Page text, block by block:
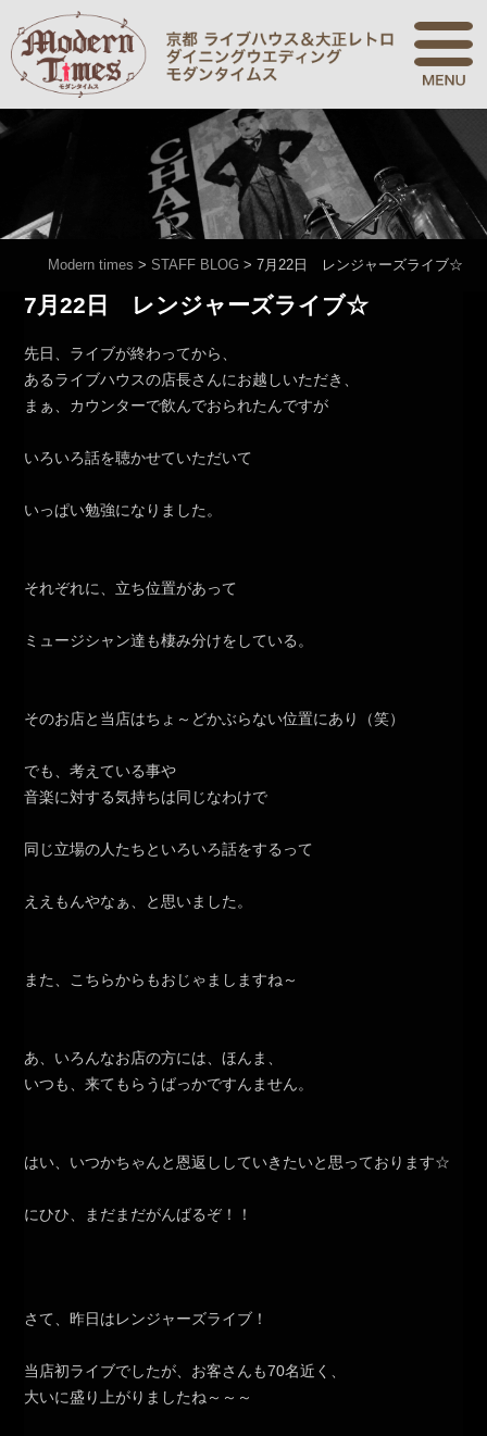
Modern times > STAFF BLOG > 7月22日 レンジャーズライブ☆
7月22日 レンジャーズライブ☆
先日、ライブが終わってから、
あるライブハウスの店長さんにお越しいただき、
まぁ、カウンターで飲んでおられたんですが
いろいろ話を聴かせていただいて
いっぱい勉強になりました。
それぞれに、立ち位置があって
ミュージシャン達も棲み分けをしている。
そのお店と当店はちょ～どかぶらない位置にあり（笑）
でも、考えている事や
音楽に対する気持ちは同じなわけで
同じ立場の人たちといろいろ話をするって
ええもんやなぁ、と思いました。
また、こちらからもおじゃましますね～
あ、いろんなお店の方には、ほんま、
いつも、来てもらうばっかですんません。
はい、いつかちゃんと恩返ししていきたいと思っております☆
にひひ、まだまだがんばるぞ！！
さて、昨日はレンジャーズライブ！
当店初ライブでしたが、お客さんも70名近く、
大いに盛り上がりましたね～～～